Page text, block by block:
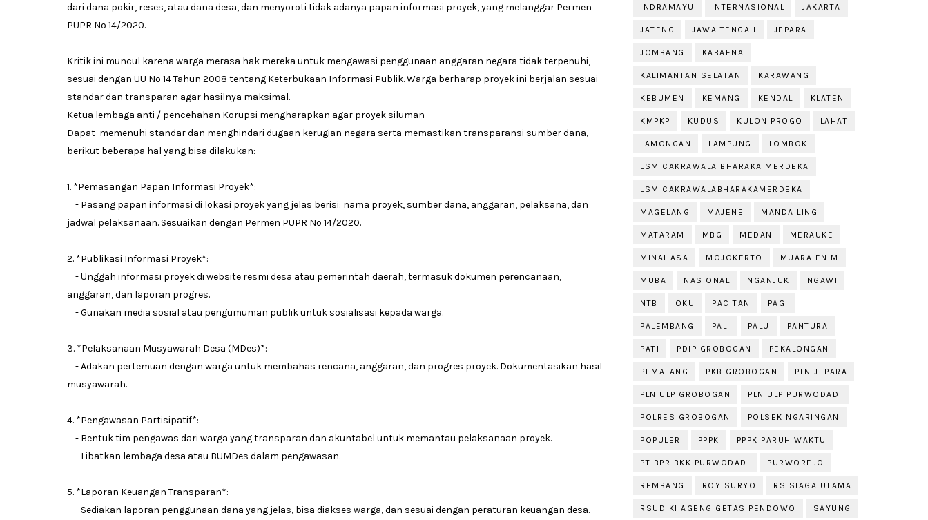
dari dana pokir, reses, atau dana desa, dan menyoroti tidak adanya papan informasi proyek, yang melanggar Permen
PUPR No 14/2020.
Kritik ini muncul karena warga merasa hak mereka untuk mengawasi penggunaan anggaran negara tidak terpenuhi,
sesuai dengan UU No 14 Tahun 2008 tentang Keterbukaan Informasi Publik. Warga berharap proyek ini berjalan sesuai
standar dan transparan agar hasilnya maksimal.
Ketua lembaga anti / pencehahan Korupsi mengharapkan agar proyek siluman
Dapat memenuhi standar dan menghindari dugaan kerugian negara serta memastikan transparansi sumber dana,
berikut beberapa hal yang bisa dilakukan:
1. *Pemasangan Papan Informasi Proyek*:
- Pasang papan informasi di lokasi proyek yang jelas berisi: nama proyek, sumber dana, anggaran, pelaksana, dan
jadwal pelaksanaan. Sesuaikan dengan Permen PUPR No 14/2020.
2. *Publikasi Informasi Proyek*:
- Unggah informasi proyek di website resmi desa atau pemerintah daerah, termasuk dokumen perencanaan,
anggaran, dan laporan progres.
- Gunakan media sosial atau pengumuman publik untuk sosialisasi kepada warga.
3. *Pelaksanaan Musyawarah Desa (MDes)*:
- Adakan pertemuan dengan warga untuk membahas rencana, anggaran, dan progres proyek. Dokumentasikan hasil
musyawarah.
4. *Pengawasan Partisipatif*:
- Bentuk tim pengawas dari warga yang transparan dan akuntabel untuk memantau pelaksanaan proyek.
- Libatkan lembaga desa atau BUMDes dalam pengawasan.
5. *Laporan Keuangan Transparan*:
- Sediakan laporan penggunaan dana yang jelas, bisa diakses warga, dan sesuai dengan peraturan keuangan desa.
INDRAMAYU INTERNASIONAL JAKARTA
JATENG JAWA TENGAH JEPARA
JOMBANG KABAENA
KALIMANTAN SELATAN KARAWANG
KEBUMEN KEMANG KENDAL KLATEN
KMPKP KUDUS KULON PROGO LAHAT
LAMONGAN LAMPUNG LOMBOK
LSM CAKRAWALA BHARAKA MERDEKA
LSM CAKRAWALABHARAKAMERDEKA
MAGELANG MAJENE MANDAILING
MATARAM MBG MEDAN MERAUKE
MINAHASA MOJOKERTO MUARA ENIM
MUBA NASIONAL NGANJUK NGAWI
NTB OKU PACITAN PAGI
PALEMBANG PALI PALU PANTURA
PATI PDIP GROBOGAN PEKALONGAN
PEMALANG PKB GROBOGAN PLN JEPARA
PLN ULP GROBOGAN PLN ULP PURWODADI
POLRES GROBOGAN POLSEK NGARINGAN
POPULER PPPK PPPK PARUH WAKTU
PT BPR BKK PURWODADI PURWOREJO
REMBANG ROY SURYO RS SIAGA UTAMA
RSUD KI AGENG GETAS PENDOWO SAYUNG